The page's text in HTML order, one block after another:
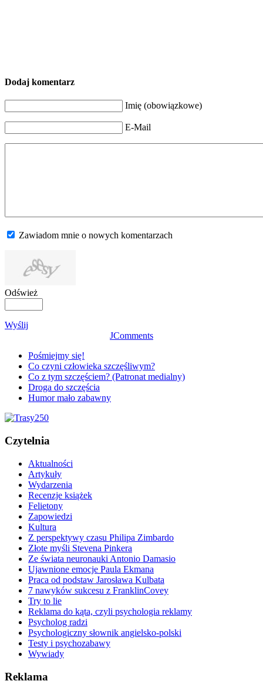
Dodaj komentarz
Imię (obowiązkowe)
E-Mail
Zawiadom mnie o nowych komentarzach
Odśwież
Wyślij
JComments
Pośmiejmy się!
Co czyni człowieka szczęśliwym?
Co z tym szczęściem? (Patronat medialny)
Droga do szczęścia
Humor mało zabawny
Czytelnia
Aktualności
Artykuły
Wydarzenia
Recenzje książek
Felietony
Zapowiedzi
Kultura
Z perspektywy czasu Philipa Zimbardo
Złote myśli Stevena Pinkera
Ze świata neuronauki Antonio Damasio
Ujawnione emocje Paula Ekmana
Praca od podstaw Jarosława Kulbata
7 nawyków sukcesu z FranklinCovey
Try to lie
Reklama do kąta, czyli psychologia reklamy
Psycholog radzi
Psychologiczny słownik angielsko-polski
Testy i psychozabawy
Wywiady
Reklama